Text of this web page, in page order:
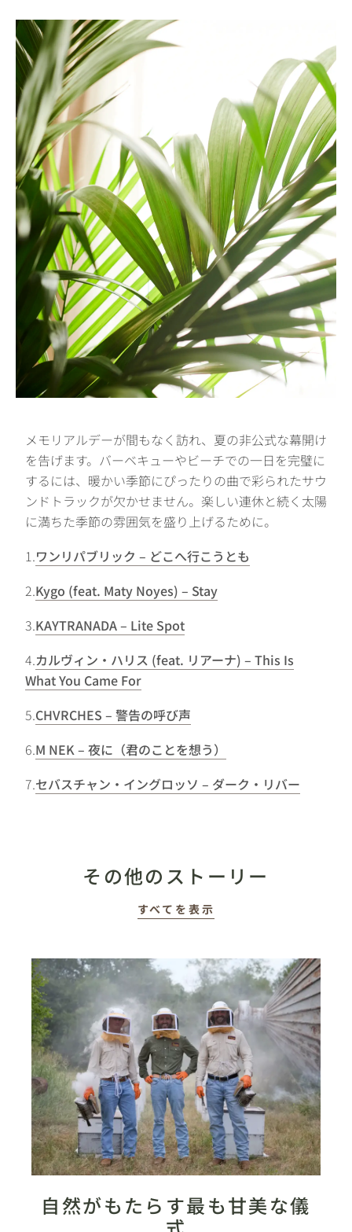
メモリアルデーが間もなく訪れ、夏の非公式な幕開け
を告げます。バーベキューやビーチでの一日を完璧に
するには、暖かい季節にぴったりの曲で彩られたサウ
ンドトラックが欠かせません。楽しい連休と続く太陽
に満ちた季節の雰囲気を盛り上げるために。
1.ワンリパブリック – どこへ行こうとも
2.Kygo (feat. Maty Noyes) – Stay
3.KAYTRANADA – Lite Spot
4.カルヴィン・ハリス (feat. リアーナ) – This Is
What You Came For
5.CHVRCHES – 警告の呼び声
6.M NEK – 夜に（君のことを想う）
7.セバスチャン・イングロッソ – ダーク・リバー
その他のストーリー
すべてを表示
自然がもたらす最も甘美な儀